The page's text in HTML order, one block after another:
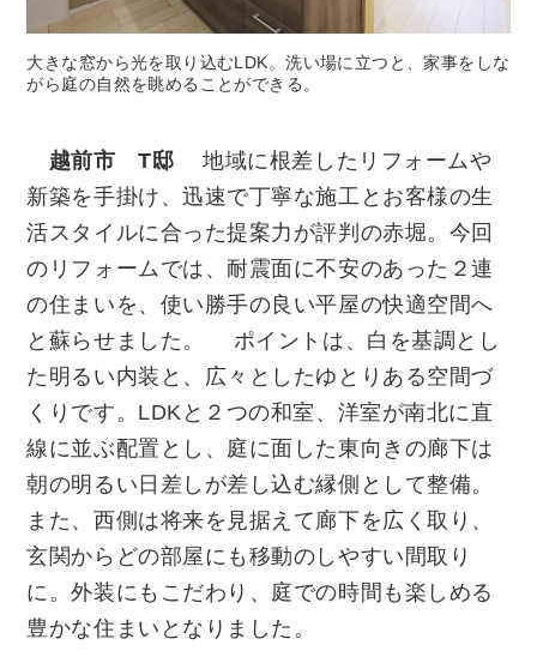
大きな窓から光を取り込むLDK。洗い場に立つと、家事をしな
がら庭の自然を眺めることができる。
越前市 T邸
地域に根差したリフォームや
新築を手掛け、迅速で丁寧な施工とお客様の生
活スタイルに合った提案力が評判の赤堀。今回
のリフォームでは、耐震面に不安のあった２連
の住まいを、使い勝手の良い平屋の快適空間へ
と蘇らせました。 ポイントは、白を基調とし
た明るい内装と、広々としたゆとりある空間づ
くりです。LDKと２つの和室、洋室が南北に直
線に並ぶ配置とし、庭に面した東向きの廊下は
朝の明るい日差しが差し込む縁側として整備。
また、西側は将来を見据えて廊下を広く取り、
玄関からどの部屋にも移動のしやすい間取り
に。外装にもこだわり、庭での時間も楽しめる
豊かな住まいとなりました。